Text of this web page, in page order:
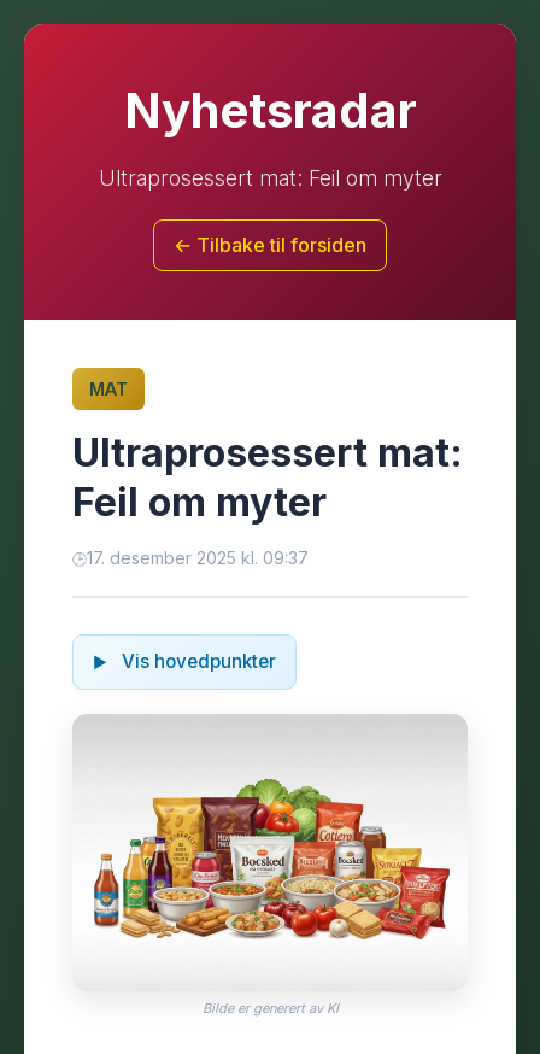
Nyhetsradar
Ultraprosessert mat: Feil om myter
← Tilbake til forsiden
MAT
Ultraprosessert mat:
Feil om myter
17. desember 2025 kl. 09:37
Vis hovedpunkter
Bilde er generert av KI